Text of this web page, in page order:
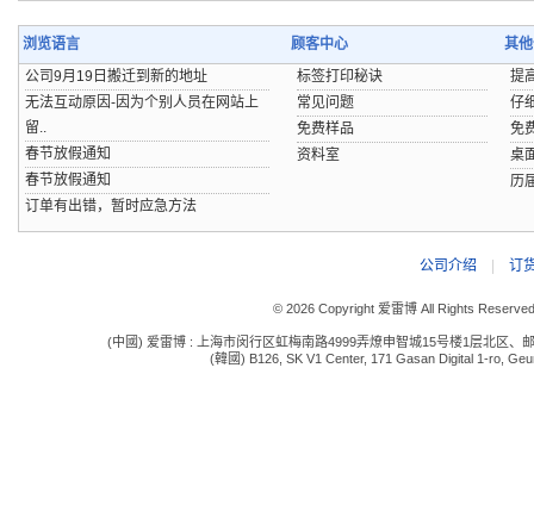
浏览语言
公司9月19日搬迁到新的地址
无法互动原因-因为个别人员在网站上
留..
春节放假通知
春节放假通知
订单有出错，暂时应急方法
顾客中心
标签打印秘诀
常见问题
免费样品
资料室
其
提
仔
免
桌
历
公司介绍 订
© 2026 Copyright 爱雷博 All Rights
(中國) 爱雷博 : 上海市闵行区虹梅南路4999弄燎申智城15号楼1层北区、
(韓國) B126, SK V1 Center, 171 Gasan Digital 1-ro,